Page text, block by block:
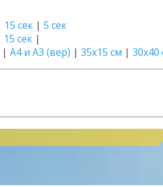
15 сек | 5 сек
15 сек |
| А4 и А3 (вер) | 35х15 см |